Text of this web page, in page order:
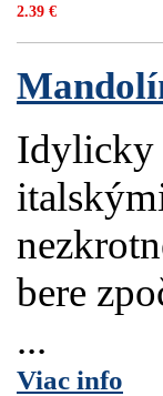
2.39 €
Idylicky
bere
...
Viac info